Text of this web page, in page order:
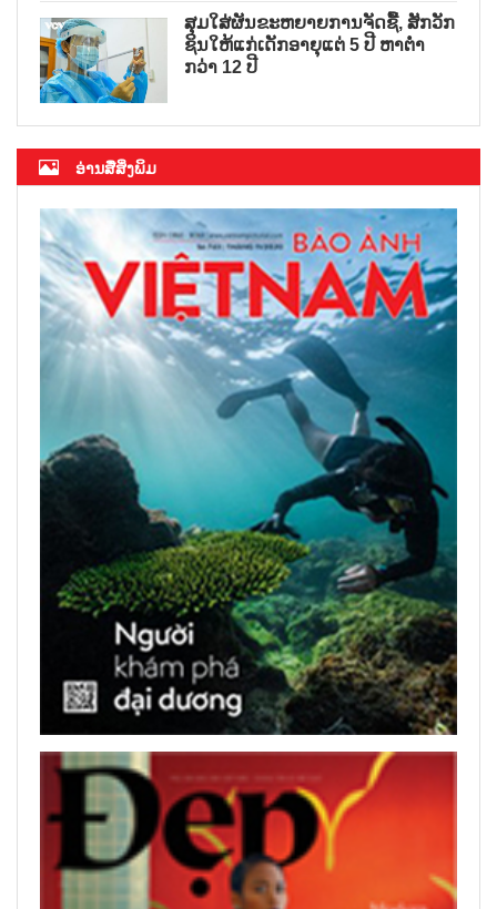
ສຸມໃສ່ຜັນຂະຫຍາຍການຈັດຊື້, ສັກວັກ
ຊິນໃຫ້ແກ່ເດັກອາຍຸແຕ່ 5 ປີ ຫາຕ່ຳ
ກວ່າ 12 ປີ
ອ່ານສື່ສິ່ງພິມ